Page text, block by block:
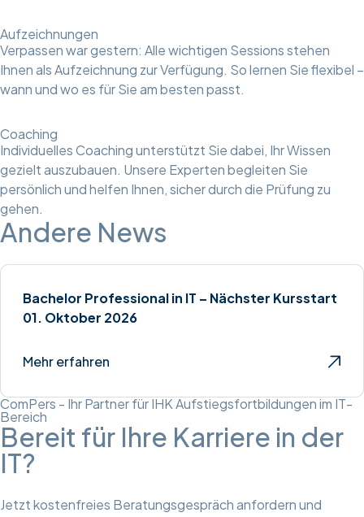
Aufzeichnungen
Verpassen war gestern: Alle wichtigen Sessions stehen
Ihnen als Aufzeichnung zur Verfügung. So lernen Sie flexibel –
wann und wo es für Sie am besten passt.
Coaching
Individuelles Coaching unterstützt Sie dabei, Ihr Wissen
gezielt auszubauen. Unsere Experten begleiten Sie
persönlich und helfen Ihnen, sicher durch die Prüfung zu
gehen.
Andere News
Bachelor Professional in IT – Nächster Kursstart
01. Oktober 2026
Mehr erfahren
ComPers - Ihr Partner für IHK Aufstiegsfortbildungen im IT-
Bereich
Bereit für Ihre Karriere in der
IT?
Jetzt kostenfreies Beratungsgespräch anfordern und